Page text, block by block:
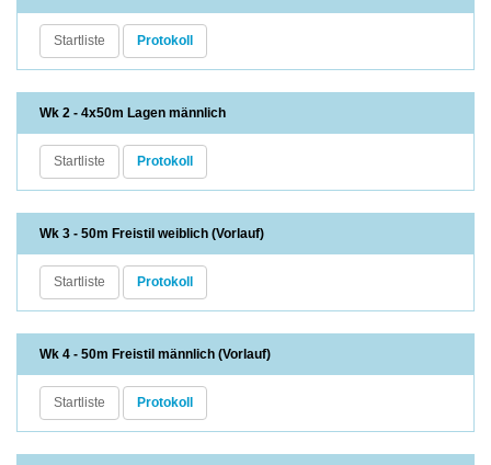
Startliste Protokoll
Wk 2 - 4x50m Lagen männlich
Startliste Protokoll
Wk 3 - 50m Freistil weiblich (Vorlauf)
Startliste Protokoll
Wk 4 - 50m Freistil männlich (Vorlauf)
Startliste Protokoll